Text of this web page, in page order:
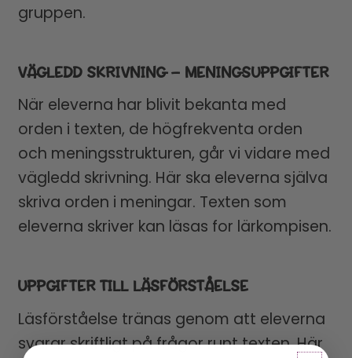
gruppen.
VÄGLEDD SKRIVNING – MENINGSUPPGIFTER
När eleverna har blivit bekanta med
orden i texten, de högfrekventa orden
och meningsstrukturen, går vi vidare med
vägledd skrivning. Här ska eleverna själva
skriva orden i meningar. Texten som
eleverna skriver kan läsas for lärkompisen.
UPPGIFTER TILL LÄSFÖRSTÅELSE
Läsförståelse tränas genom att eleverna
svarar skriftligt på frågor runt texten. Här